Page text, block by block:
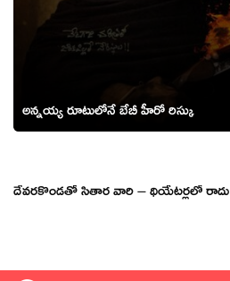
అన్నయ్య రూటులోనే బేబీ హీరో రిస్కు
దేవరకొండతో సితార వారి – థియేటర్లలో రాదు